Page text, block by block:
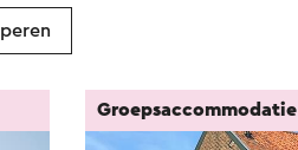
Groepsaccommodatie